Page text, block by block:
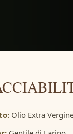
Olio Extra